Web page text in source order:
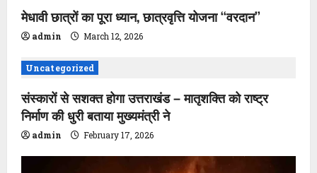
g
a
t
i
o
मेधावी छात्रों का पूरा ध्यान, छात्रवृत्ति योजना ‘‘वरदान’’
admin March 12, 2026
Uncategorized
संस्कारों से सशक्त होगा उत्तराखंड – मातृशक्ति को राष्ट्र
निर्माण की धुरी बताया मुख्यमंत्री ने
admin February 17, 2026